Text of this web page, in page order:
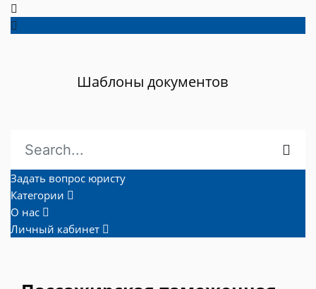
Шаблоны документов
Задать вопрос юристу
Категории
О нас
Личный кабинет